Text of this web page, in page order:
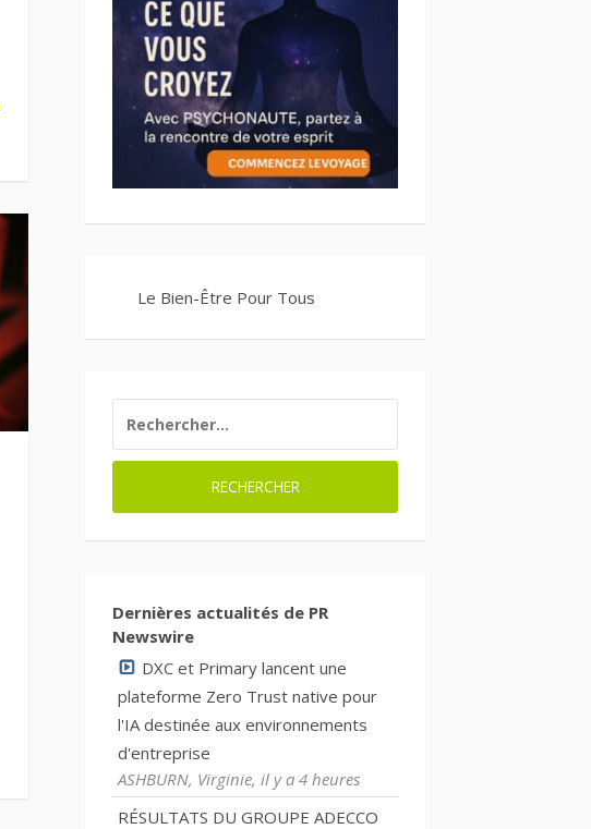
Le Bien-Être Pour Tous
Dernières actualités de PR
Newswire
DXC et Primary lancent une
plateforme Zero Trust native pour
l'IA destinée aux environnements
d'entreprise
ASHBURN, Virginie, il y a 4 heures
RÉSULTATS DU GROUPE ADECCO